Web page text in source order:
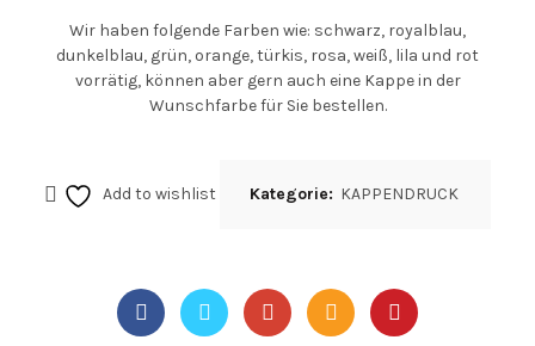
Wir haben folgende Farben wie: schwarz, royalblau,
dunkelblau, grün, orange, türkis, rosa, weiß, lila und rot
vorrätig, können aber gern auch eine Kappe in der
Wunschfarbe für Sie bestellen.
Add to wishlist Kategorie: KAPPENDRUCK